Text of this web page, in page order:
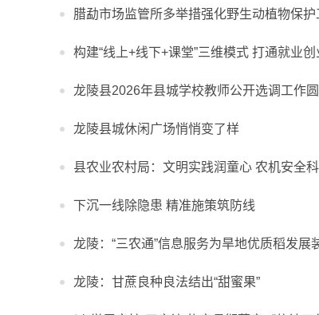
腊勐市场监管所多举措强化野生动植物保护
构建“线上+线下+课堂”三维模式 打通就业
龙陵县2026年县城学校教师公开选调工作
龙陵县城休闲广场悄悄变了样
县农业农村局：文明实践润童心 农机安全
下沉一线除隐患 精准施策筑防线
龙陵：“三农通”信息服务为旱地优质稻发展
龙陵：甘蔗良种良法结出“甜蜜果”